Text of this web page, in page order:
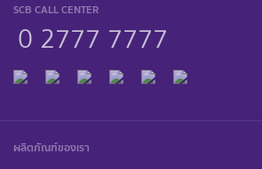
SCB CALL CENTER
0 2777 7777
ผลิตภัณฑ์ของเรา